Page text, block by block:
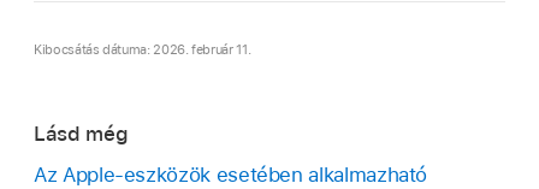
Kibocsátás dátuma: 2026. február 11.
Lásd még
Az Apple-eszközök esetében alkalmazható